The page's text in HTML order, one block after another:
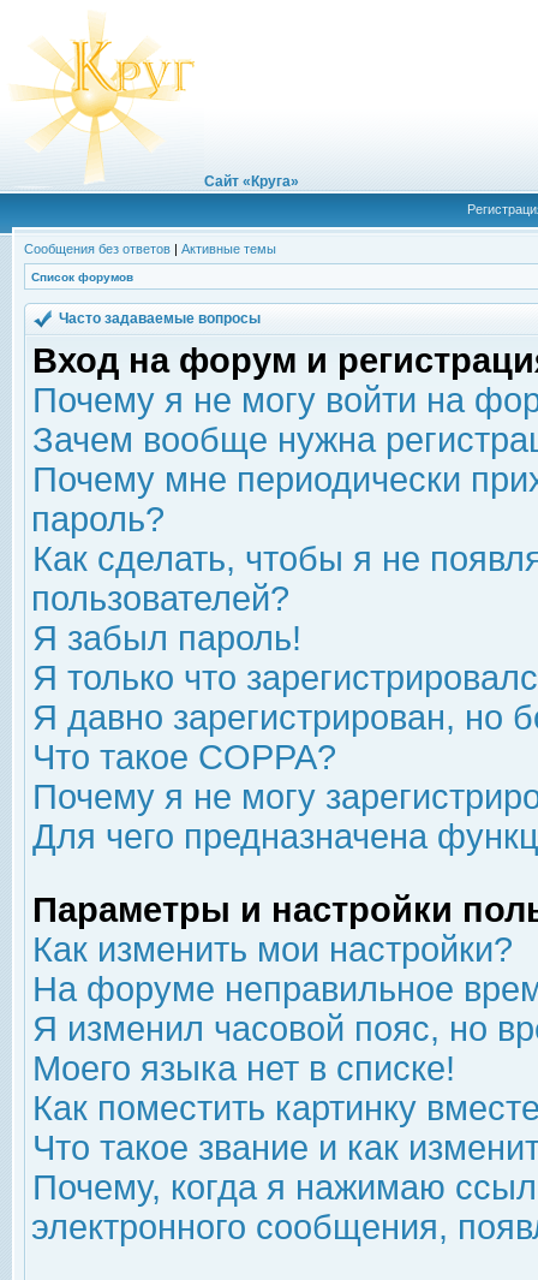
Сайт «Круга»
Сообщения без ответов | Активные темы
Список форумов
Часто задаваемые вопросы
Вход на форум и
Почему я не могу войти на
Зачем вообще нужна
Почему мне периодически
пароль?
Как сделать, чтобы я не
пользователей?
Я забыл пароль!
Я только что
Я давно зарегистрирован, но
Что такое COPPA?
Почему я не могу
Для чего предназначена
Параметры и настройки
Как изменить мои настройки?
На форуме неправильное
Я изменил часовой пояс, но
Моего языка нет в списке!
Как поместить картинку
Что такое звание и как
Почему, когда я нажимаю
электронного сообщения,